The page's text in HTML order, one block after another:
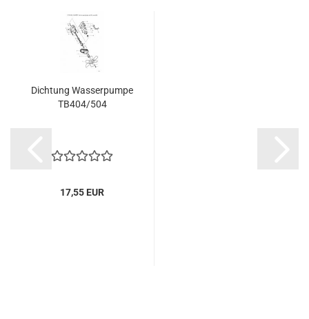
Dichtung Wasserpumpe
TB404/504
17,55 EUR